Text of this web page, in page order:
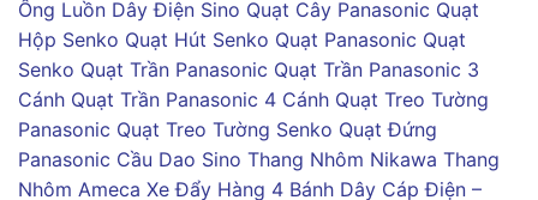
Ống Luồn Dây Điện Sino Quạt Cây Panasonic Quạt
Hộp Senko Quạt Hút Senko Quạt Panasonic Quạt
Senko Quạt Trần Panasonic Quạt Trần Panasonic 3
Cánh Quạt Trần Panasonic 4 Cánh Quạt Treo Tường
Panasonic Quạt Treo Tường Senko Quạt Đứng
Panasonic Cầu Dao Sino Thang Nhôm Nikawa Thang
Nhôm Ameca Xe Đẩy Hàng 4 Bánh Dây Cáp Điện –